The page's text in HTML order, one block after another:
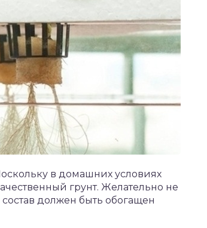
в домашних условиях
грунт. Желательно не
должен быть обогащен